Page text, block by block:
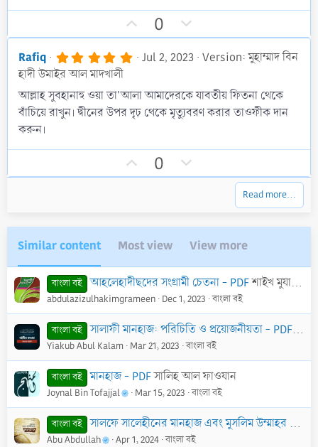
p
v
t
e
0
o
w
v
o
Rafiq 5
0
s
t
a
(
s
)
Jul 2, 2023 Version: মুহাম্মাদ বিন
হাদী উমাইর আল মাদখালী
আল্লাহ সুবহানাহু ওয়া তা'আলা আমাদেরকে যাবতীয় ফিতনা থেকে
বাঁচিয়ে রাখুন। দ্বীনের উপর দৃঢ় থেকে মৃত্যুবরণ করার তাওফীক দান
করুন।
p
t
e
0
o
v
o
t
e
Read more…
Similar content Most view View more
বাংলা বই আহলেহাদীছদের সংগ্রামী চেতনা - PDFশাইখ মুযাফফর বিন মুহসিন
abdulazizulhakimgrameen Dec 1, 2023 বাংলা বই
বাংলা বই সালাফী মানহাজ: পরিচিতি ও প্রয়োজনীয়তা - PDF
Yiakub Abul Kalam Mar 21, 2023 বাংলা বই
বাংলা বই মানহাজ - PDFসালিহ আল ফাওযান
Joynal Bin Tofajjal Mar 15, 2023 বাংলা বই
বাংলা বই সালফে সালেহীনের মানহাজ এবং মুসলিম উম্মাহর জন্য এর প্রয়োজনীয়তা - PDF
Abu Abdullah Apr 1, 2024 বাংলা বই